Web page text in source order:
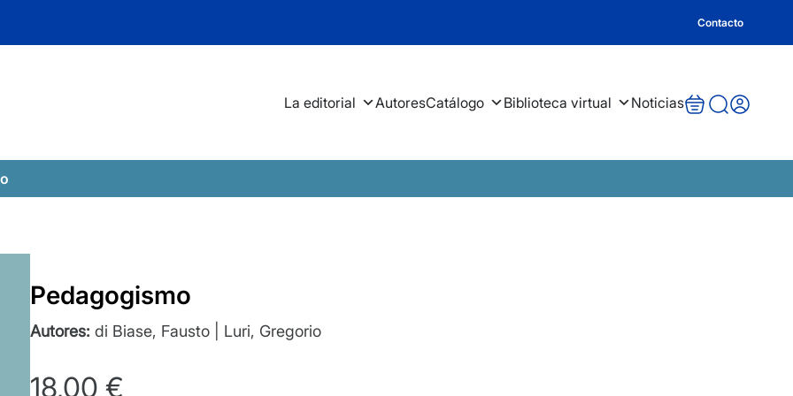
Contacto
La editorial AutoresCatálogo Biblioteca virtual Noticias
Pedagogismo
Autores: di Biase, Fausto | Luri, Gregorio
18,00 €